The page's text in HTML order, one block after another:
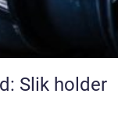
Slik holder